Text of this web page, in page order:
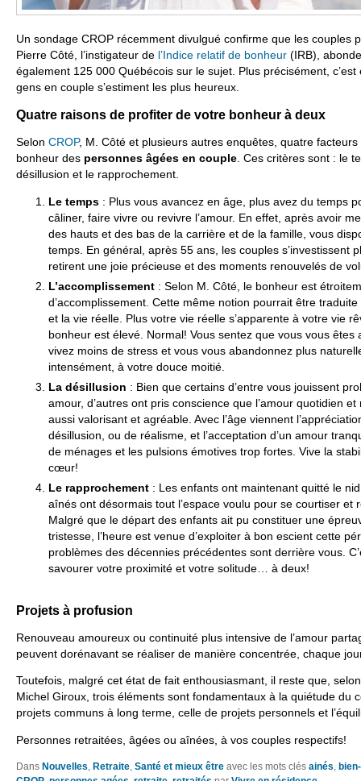
Un sondage CROP récemment divulgué confirme que les couples
Pierre Côté, l’instigateur de l’Indice relatif de bonheur (IRB),
également 125 000 Québécois sur le sujet. Plus précisément,
gens en couple s’estiment les plus heureux.
Quatre raisons de profiter de votre bonheur à deux
Selon CROP, M. Côté et plusieurs autres enquêtes, quatre
bonheur des personnes âgées en couple . Ces critères sont : le
désillusion et le rapprochement.
Le temps : Plus vous avancez en âge, plus avez du temps
câliner, faire vivre ou revivre l’amour. En effet, après avoir
des hauts et des bas de la carrière et de la famille, vous
temps. En général, après 55 ans, les couples s’investissent
retirent une joie précieuse et des moments renouvelés de
L’accomplissement : Selon M. Côté, le bonheur est
d’accomplissement. Cette même notion pourrait être
et la vie réelle. Plus votre vie réelle s’apparente à votre vie
bonheur est élevé. Normal! Vous sentez que vous vous êtes
vivez moins de stress et vous vous abandonnez plus
intensément, à votre douce moitié.
La désillusion : Bien que certains d’entre vous jouissent
amour, d’autres ont pris conscience que l’amour quotidien
aussi valorisant et agréable. Avec l’âge viennent
désillusion, ou de réalisme, et l’acceptation d’un amour
de ménages et les pulsions émotives trop fortes. Vive la
cœur!
Le rapprochement : Les enfants ont maintenant quitté le
aînés ont désormais tout l’espace voulu pour se courtiser et
Malgré que le départ des enfants ait pu constituer une
tristesse, l’heure est venue d’exploiter à bon escient cette
problèmes des décennies précédentes sont derrière vous.
savourer votre proximité et votre solitude… à deux!
Projets à profusion
Renouveau amoureux ou continuité plus intensive de l’amour
peuvent dorénavant se réaliser de manière concentrée, chaque
Toutefois, malgré cet état de fait enthousiasmant, il reste que,
Michel Giroux, trois éléments sont fondamentaux à la quiétude du
projets communs à long terme, celle de projets personnels et
Personnes retraitées, âgées ou aînées, à vos couples respectifs!
Dans Nouvelles, Retraite, Santé et mieux être avec les mots clés ainés,